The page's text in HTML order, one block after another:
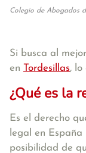
Colegio de Abogados
Si busca al
en Tordesillas, lo
¿Qué es la
Es el derecho
legal en
posibilidad de